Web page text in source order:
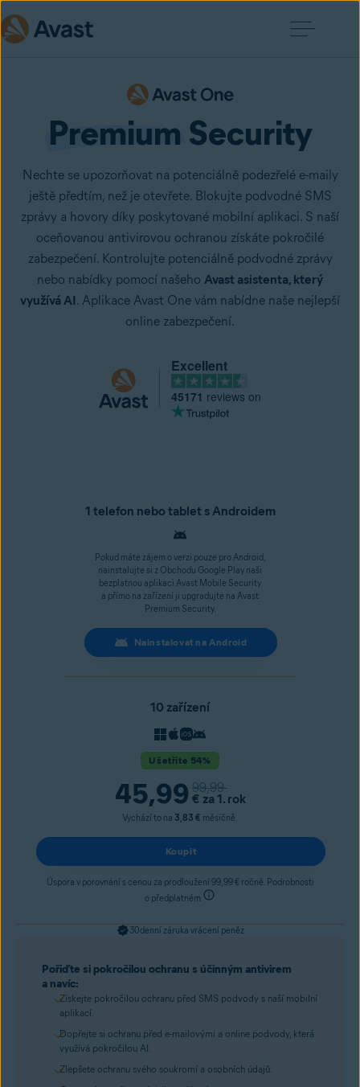
Premium Security
Nechte se upozorňovat na potenciálně podezřelé e-maily
ještě předtím, než je otevřete. Blokujte podvodné SMS
zprávy a hovory díky poskytované mobilní aplikaci. S naší
oceňovanou antivirovou ochranou získáte pokročilé
zabezpečení. Kontrolujte potenciálně podvodné zprávy
nebo nabídky pomocí našeho Avast asistenta, který
využívá AI. Aplikace Avast One vám nabídne naše nejlepší
online zabezpečení.
Excellent
45171 reviews on
Pořiďte si pokročilou ochranu s účinným antivirem
a navíc:
Získejte pokročilou ochranu před SMS podvody s naší mobilní
aplikací.
Dopřejte si ochranu před e-mailovými a online podvody, která
využívá pokročilou AI.
Zlepšete ochranu svého soukromí a osobních údajů.
1 telefon nebo tablet s Androidem
Pokud máte zájem o verzi pouze pro Android,
nainstalujte si z Obchodu Google Play naši
bezplatnou aplikaci Avast Mobile Security
a přímo na zařízení ji upgradujte na Avast
Premium Security.
Nainstalovat na Android
10 zařízení
Ušetříte 54%
45,99 99,99
€ za 1. rok
Vychází to na 3,83 € měsíčně.
Koupit
Úspora v porovnání s cenou za prodloužení 99,99 € ročně. Podrobnosti
o předplatném
30denní záruka vrácení peněz